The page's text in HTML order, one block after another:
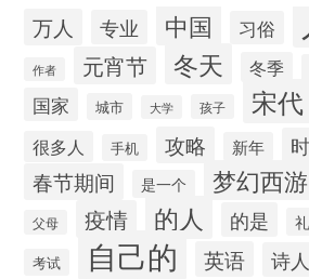
万人 专业 中国 习俗
作者 元宵节 冬天 冬季
国家 城市 大学 孩子 宋代
很多人 手机 攻略 新年
春节期间 是一个 梦幻西游
父母 疫情 的人 的是
考试 自己的 英语 诗人